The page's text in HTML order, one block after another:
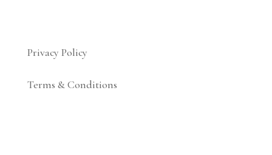
Privacy Policy
Terms & Conditions